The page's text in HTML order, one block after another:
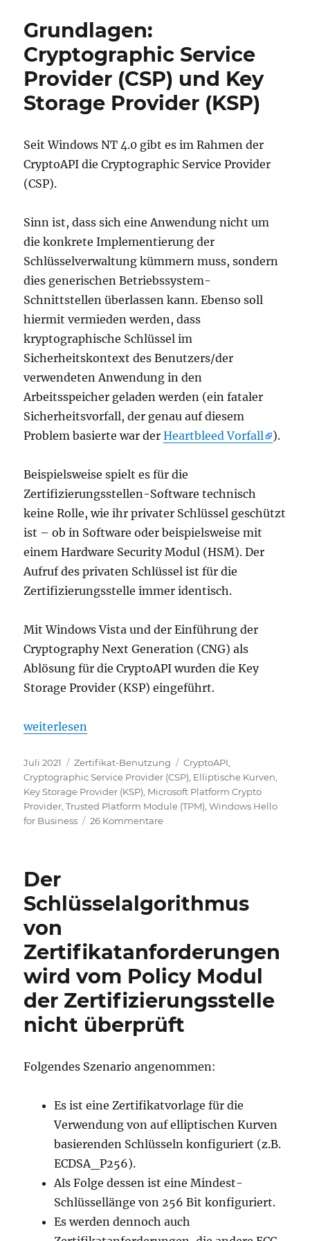
auf
ihre
Verwendung
in
Key
Infrastruktur
Grundlagen:
Cryptographic Service
Provider (CSP) und Key
Storage Provider (KSP)
Seit Windows NT 4.0 gibt es im Rahmen der
CryptoAPI die Cryptographic Service Provider
(CSP).
Sinn ist, dass sich eine Anwendung nicht um
die konkrete Implementierung der
Schlüsselverwaltung kümmern muss, sondern
dies generischen Betriebssystem-
Schnittstellen überlassen kann. Ebenso soll
hiermit vermieden werden, dass
kryptographische Schlüssel im
Sicherheitskontext des Benutzers/der
verwendeten Anwendung in den
Arbeitsspeicher geladen werden (ein fataler
Sicherheitsvorfall, der genau auf diesem
Problem basierte war derHeartbleed Vorfall ).
Beispielsweise spielt es für die
Zertifizierungsstellen-Software technisch
keine Rolle, wie ihr privater Schlüssel geschützt
ist – ob in Software oder beispielsweise mit
einem Hardware Security Modul (HSM). Der
Aufruf des privaten Schlüssel ist für die
Zertifizierungsstelle immer identisch.
Mit Windows Vista und der Einführung der
Cryptography Next Generation (CNG) als
Ablösung für die CryptoAPI wurden die Key
Storage Provider (KSP) eingeführt.
„Grundlagen: Cryptographic Service Provider
weiterlesen
Veröffentlicht
am
Juli 2021 Kategorien
Zertifikat-Benutzung Schlagwörter
CryptoAPI
Cryptographic Service Provider (CSP) Elliptische Kurven
Key Storage Provider (KSP) Microsoft Platform Crypto
Provider ,Trusted Platform Module (TPM) ,Windows Hello
for Business
26 Kommentarezu
(CSP)
und
Provider
(KSP)
Der
Schlüsselalgorithmus
von
Zertifikatanforderungen
wird vom Policy Modul
der Zertifizierungsstelle
nicht überprüft
Folgendes Szenario angenommen:
Es ist eine Zertifikatvorlage für die
Verwendung von auf elliptischen Kurven
basierenden Schlüsseln konfiguriert (z.B.
ECDSA_P256).
Als Folge dessen ist eine Mindest-
Schlüssellänge von 256 Bit konfiguriert.
Es werden dennoch auch